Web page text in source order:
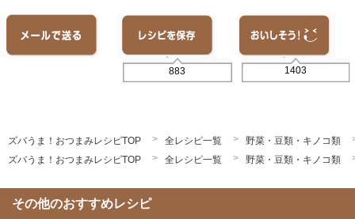
883 1403
ズバうま！おつまみレシピTOP 全レシピ一覧
野菜・豆類・キノコ類
ズバうま！おつまみレシピTOP
全レシピ一覧 野菜・豆類・キノコ類
その他のおすすめレシピ